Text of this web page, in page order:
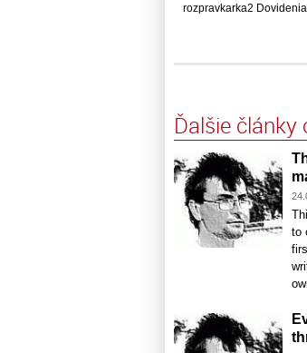
rozpravkarka2 Dovidenia
Ďalšie články
to